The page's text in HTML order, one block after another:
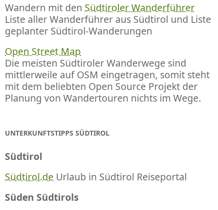
Wandern mit den Südtiroler Wanderführer
Liste aller Wanderführer aus Südtirol und Liste
geplanter Südtirol-Wanderungen
Open Street Map
Die meisten Südtiroler Wanderwege sind
mittlerweile auf OSM eingetragen, somit steht
mit dem beliebten Open Source Projekt der
Planung von Wandertouren nichts im Wege.
UNTERKUNFTSTIPPS SÜDTIROL
Südtirol
Südtirol.de Urlaub in Südtirol Reiseportal
Süden Südtirols